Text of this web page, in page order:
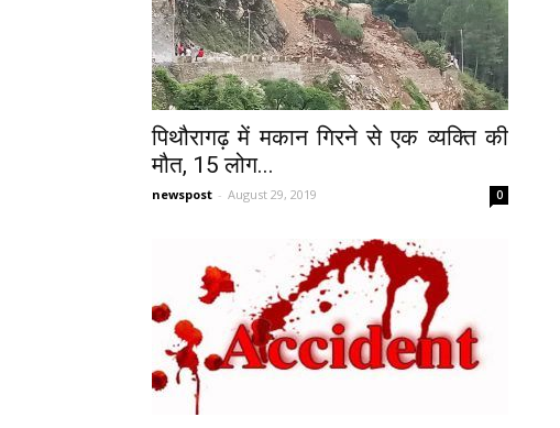
पिथौरागढ़ में मकान गिरने से एक व्यक्ति की
मौत, 15 लोग...
newspost - August 29, 2019 0